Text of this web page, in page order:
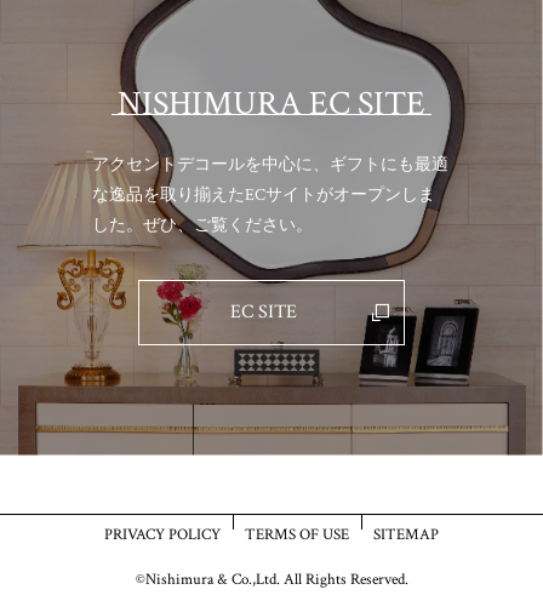
NISHIMURA EC SITE
アクセントデコールを中心に、ギフトにも最適
な逸品を取り揃えたECサイトがオープンしま
した。ぜひ、ご覧ください。
EC SITE
©Nishimura & Co.,Ltd. All Rights Reserved.
PRIVACY POLICY TERMS OF USE SITEMAP